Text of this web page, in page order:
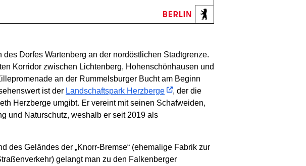
Dorfes Wartenberg an der nordöstlichen Stadtgrenze.
Korridor zwischen Lichtenberg, Hohenschönhausen und
an der Rummelsburger Bucht am Beginn
ist der Landschaftspark Herzberge
, der die
Herzberge umgibt. Er vereint mit seinen Schafweiden,
und Naturschutz, weshalb er seit 2019 als
des Geländes der „Knorr-Bremse“ (ehemalige Fabrik zur
gelangt man zu den Falkenberger